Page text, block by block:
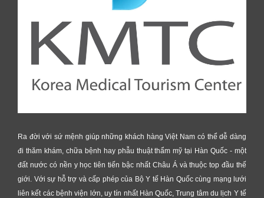
Ra đời với sứ mệnh giúp những khách hàng Việt Nam có thể dễ dàng
đi thăm khám, chữa bệnh hay phẫu thuật thẩm mỹ tại Hàn Quốc - một
đất nước có nền y học tiên tiến bậc nhất Châu Á và thuộc top đầu thế
giới. Với sự hỗ trợ và cấp phép của Bộ Y tế Hàn Quốc cùng mạng lưới
liên kết các bệnh viện lớn, uy tín nhất Hàn Quốc, Trung tâm du lịch Y tế